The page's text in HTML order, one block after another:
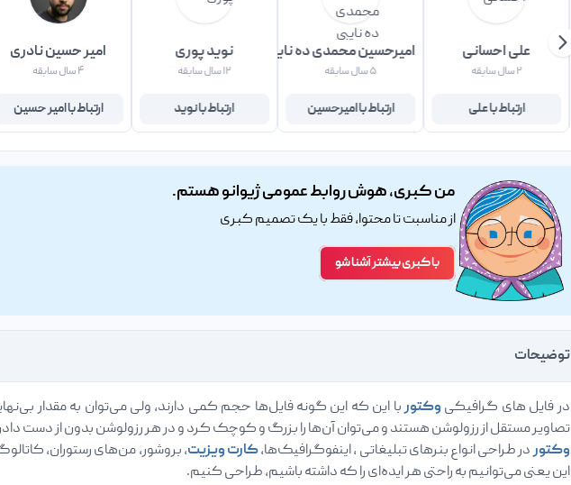
علی احسانی
۲ سال سابقه
ارتباط با علی
امیرحسین محمدی ده نایبی
۵ سال سابقه
ارتباط با امیرحسین
نوید پوری
۱۲ سال سابقه
ارتباط با نوید
امیر حسین نادری
۴ سال سابقه
ارتباط با امیر حسین
من کبری، هوش روابط عمومی ژیوانو هستم.
از مناسبت تا محتوا، فقط با یک تصمیم کبری
با کبری بیشتر آشنا شو
توضیحات
در فایل های گرافیکی وکتوربا این که این گونه فایل‌ها حجم کمی دارند، ولی می‌توان به مقدار
تصاویر مستقل از رزولوشن هستند و می‌توان آن‌ها را بزرگ و کوچک کرد و در هر رزولوشن بدون از دست
وکتوردر طراحی انواع بنرهای تبلیغاتی ، اینفوگرافیک‌ها،کارت ویزیت‌، بروشور‌، من‌های رستوران‌،
این یعنی می‌توانیم به راحتی هر ایده‌ای را که داشته باشیم، طراحی کنیم.